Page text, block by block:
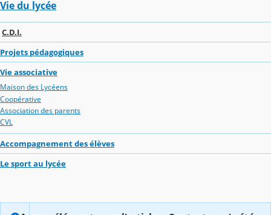
Vie du lycée
C.D.I.
Projets pédagogiques
Vie associative
Maison des Lycéens
Coopérative
Association des parents
CVL
Accompagnement des élèves
Le sport au lycée